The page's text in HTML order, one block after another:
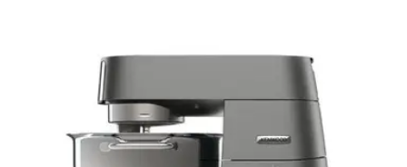
Consejos Salud